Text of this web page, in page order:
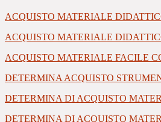
ACQUISTO MATERIALE
ACQUISTO MATERIALE
ACQUISTO MATERIALE FACILE
DETERMINA ACQUISTO
DETERMINA DI ACQUISTO
DETERMINA DI ACQUISTO